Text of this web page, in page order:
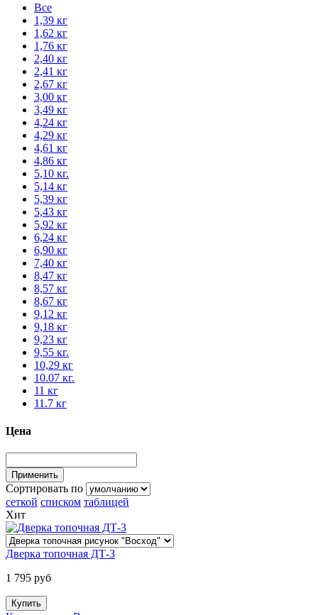
Все
1,39 кг
1,62 кг
1,76 кг
2,40 кг
2,41 кг
2,67 кг
3,00 кг
3,49 кг
4,24 кг
4,29 кг
4,61 кг
4,86 кг
5,10 кг.
5,14 кг
5,39 кг
5,43 кг
5,92 кг
6,24 кг
6,90 кг
7,40 кг
8,47 кг
8,57 кг
8,67 кг
9,12 кг
9,18 кг
9,23 кг
9,55 кг.
10,29 кг
10.07 кг.
11 кг
11.7 кг
Цена
Сортировать по
сеткой списком таблицей
Хит
Дверка топочная ДТ-3
1 795 руб